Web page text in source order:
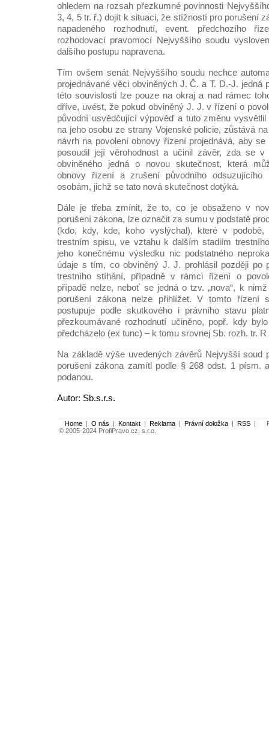
ohledem na rozsah přezkumné povinnosti
3, 4, 5 tr. ř.) dojít k situaci, že stížností pro porušení
napadeného rozhodnutí, event. předchozího
rozhodovací pravomocí Nejvyššího soudu
dalšího postupu napravena.
Tím ovšem senát Nejvyššího soudu nechce
projednávané věci obviněných J. Č. a T. D.-J. jedná
této souvislosti lze pouze na okraj a nad rámec
dříve, uvést, že pokud obviněný J. J. v řízení o
původní usvědčující výpověď a tuto změnu
na jeho osobu ze strany Vojenské policie, zůstává
návrh na povolení obnovy řízení projednává, aby
posoudil její věrohodnost a učinil závěr, zda se v
obviněného jedná o novou skutečnost, která
obnovy řízení a zrušení původního
osobám, jichž se tato nová skutečnost dotýká.
Dále je třeba zmínit, že to, co je obsaženo v
porušení zákona, lze označit za sumu v podstatě
(kdo, kdy, kde, koho vyslýchal), které v
trestním spisu, ve vztahu k dalším stadiím
jeho konečnému výsledku nic podstatného
údaje s tím, co obviněný J. J. prohlásil později po
trestního stíhání, případně v rámci řízení o
případě nelze, neboť se jedná o tzv. „nova“, k
porušení zákona nelze přihlížet. V tomto řízení
postupuje podle skutkového i právního stavu
přezkoumávané rozhodnutí učiněno, popř. kdy
předcházelo (ex tunc) – k tomu srovnej Sb. rozh. tr. R
Na základě výše uvedených závěrů Nejvyšší soud
porušení zákona zamítl podle § 268 odst. 1 písm.
podanou.
Autor: Sb.s.r.s.
Home | O nás | Kontakt | Reklama | Právní doložka | RSS |
© 2005-2024 ProfiPravo.cz, s.r.o.